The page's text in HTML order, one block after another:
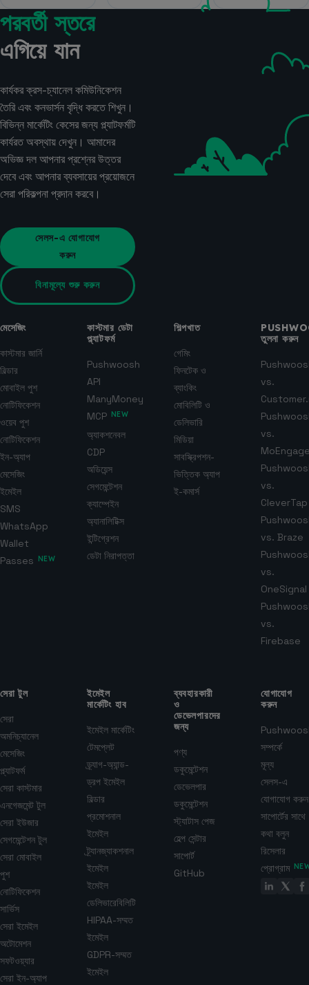
পরবর্তী স্তরে
এগিয়ে যান
কার্যকর ক্রস-চ্যানেল কমিউনিকেশন
তৈরি এবং কনভার্সন বৃদ্ধি করতে শিখুন।
বিভিন্ন মার্কেটিং কেসের জন্য প্ল্যাটফর্মটি
কার্যরত অবস্থায় দেখুন। আমাদের
অভিজ্ঞ দল আপনার প্রশ্নের উত্তর
দেবে এবং আপনার ব্যবসায়ের প্রয়োজনে
সেরা পরিকল্পনা প্রদান করবে।
সেলস-এ যোগাযোগ
করুন
বিনামূল্যে শুরু করুন
মেসেজিং
কাস্টমার জার্নি
বিল্ডার
মোবাইল পুশ
নোটিফিকেশন
ওয়েব পুশ
নোটিফিকেশন
ইন-অ্যাপ
মেসেজিং
ইমেইল
SMS
WhatsApp
Wallet
Passes
NEW
কাস্টমার ডেটা
প্ল্যাটফর্ম
Pushwoosh
API
ManyMoney
MCP NEW
অ্যাকশনেবল
CDP
অডিয়েন্স
সেগমেন্টেশন
ক্যাম্পেইন
অ্যানালিটিক্স
ইন্টিগ্রেশন
ডেটা নিরাপত্তা
শিল্পখাত
গেমিং
ফিনটেক ও
ব্যাংকিং
মোবিলিটি ও
ডেলিভারি
মিডিয়া
সাবস্ক্রিপশন-
ভিত্তিক অ্যাপ
ই-কমার্স
তুলনা করুন
vs.
vs.
vs.
CleverTap
vs. Braze
vs.
OneSignal
vs.
Firebase
সেরা টুল
সেরা
অমনিচ্যানেল
মেসেজিং
প্ল্যাটফর্ম
সেরা কাস্টমার
এনগেজমেন্ট টুল
সেরা ইউজার
সেগমেন্টেশন টুল
সেরা মোবাইল
পুশ
নোটিফিকেশন
সার্ভিস
সেরা ইমেইল
অটোমেশন
সফটওয়্যার
সেরা ইন-অ্যাপ
ইমেইল
মার্কেটিং হাব
ইমেইল মার্কেটিং
টেমপ্লেট
ড্র্যাগ-অ্যান্ড-
ড্রপ ইমেইল
বিল্ডার
প্রমোশনাল
ইমেইল
ট্র্যানজ্যাকশনাল
ইমেইল
ইমেইল
ডেলিভারেবিলিটি
HIPAA-সম্মত
ইমেইল
GDPR-সম্মত
ইমেইল
ব্যবহারকারী
ও
ডেভেলপারদের
জন্য
পণ্য
ডকুমেন্টেশন
ডেভেলপার
ডকুমেন্টেশন
স্ট্যাটাস পেজ
হেল্প সেন্টার
সাপোর্ট
GitHub
যোগাযোগ
করুন
সম্পর্কে
মূল্য
সেলস-এ
যোগাযোগ করুন
সাপোর্টের সাথে
কথা বলুন
রিসেলার
প্রোগ্রাম